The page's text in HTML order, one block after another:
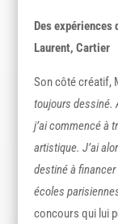
Des expériences
Laurent, Cartier
Son côté créatif,
toujours dessiné.
j’ai commencé à
artistique. J’ai
destiné à
écoles
concours qui lui